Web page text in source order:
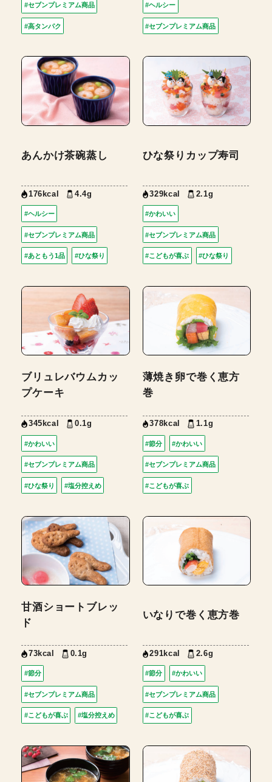
#セブンプレミアム商品
#高タンパク
#ヘルシー
#セブンプレミアム商品
あんかけ茶碗蒸し
176kcal 4.4g
#ヘルシー
#セブンプレミアム商品
#あともう1品 #ひな祭り
ひな祭りカップ寿司
329kcal 2.1g
#かわいい
#セブンプレミアム商品
#こどもが喜ぶ #ひな祭り
ブリュレバウムカッ
プケーキ
345kcal 0.1g
#かわいい
#セブンプレミアム商品
#ひな祭り #塩分控えめ
薄焼き卵で巻く恵方
巻
378kcal 1.1g
#節分 #かわいい
#セブンプレミアム商品
#こどもが喜ぶ
甘酒ショートブレッ
ド
73kcal 0.1g
#節分
#セブンプレミアム商品
#こどもが喜ぶ #塩分控えめ
いなりで巻く恵方巻
291kcal 2.6g
#節分 #かわいい
#セブンプレミアム商品
#こどもが喜ぶ